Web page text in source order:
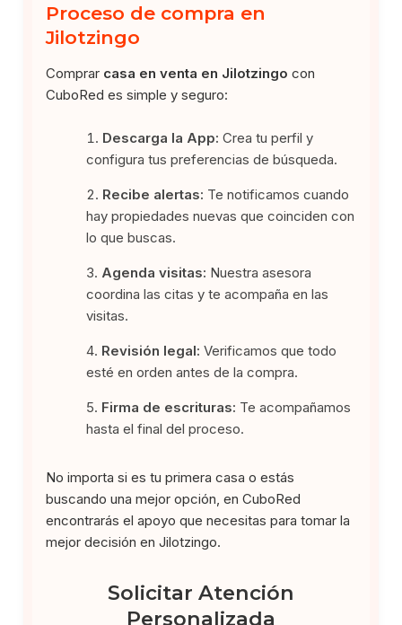
Proceso de compra en
Jilotzingo
Comprar casa en venta en Jilotzingo con
CuboRed es simple y seguro:
Descarga la App: Crea tu perfil y
configura tus preferencias de búsqueda.
Recibe alertas: Te notificamos cuando
hay propiedades nuevas que coinciden con
lo que buscas.
Agenda visitas: Nuestra asesora
coordina las citas y te acompaña en las
visitas.
Revisión legal: Verificamos que todo
esté en orden antes de la compra.
Firma de escrituras: Te acompañamos
hasta el final del proceso.
No importa si es tu primera casa o estás
buscando una mejor opción, en CuboRed
encontrarás el apoyo que necesitas para tomar la
mejor decisión en Jilotzingo.
Solicitar Atención
Personalizada